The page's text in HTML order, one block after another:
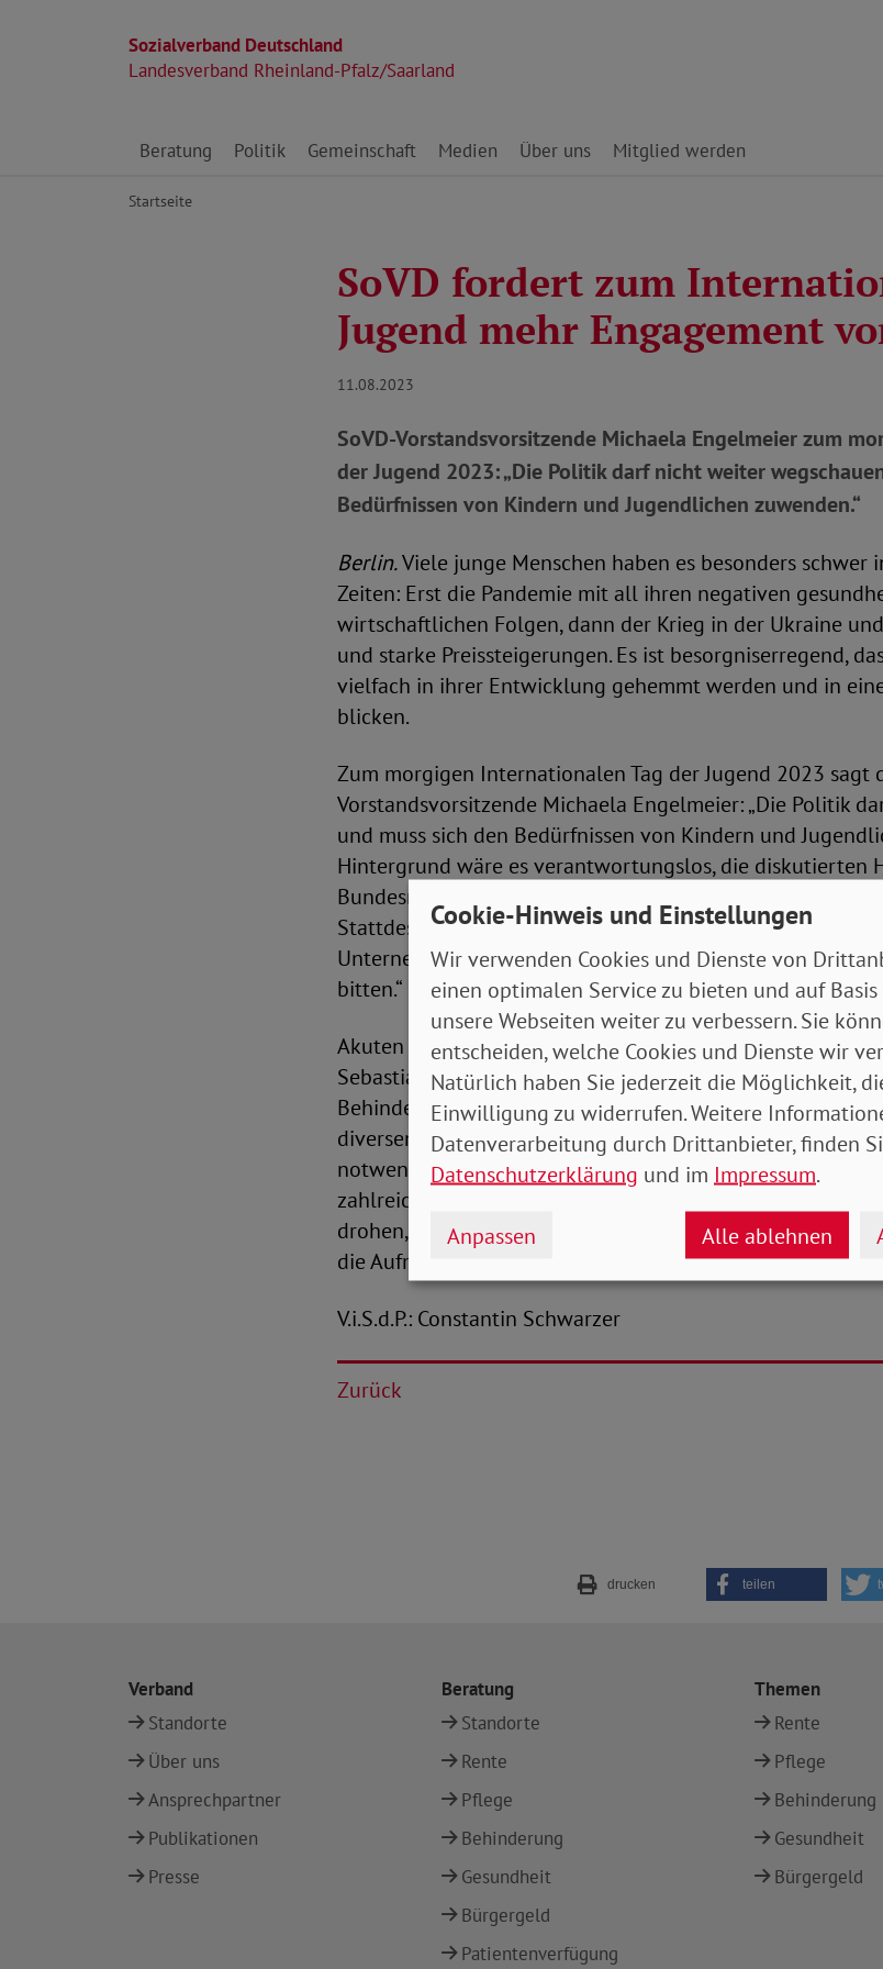
Sozialverband Deutschland
Landesverband Rheinland-Pfalz/Saarland
Direkt zu den Inhalten springen
Beratung Politik Gemeinschaft Medien Über uns Mitglied werden
Startseite
SoVD fordert zum
Jugend mehr Engagement
11.08.2023
SoVD-Vorstandsvorsitzende Michaela Engelmeier zum
der Jugend 2023: „Die Politik darf nicht weiter
Bedürfnissen von Kindern und Jugendlichen zuwenden.“
Berlin.Viele junge Menschen haben es besonders schwer
Zeiten: Erst die Pandemie mit all ihren negativen
wirtschaftlichen Folgen, dann der Krieg in der Ukraine
und starke Preissteigerungen. Es ist besorgniserregend,
vielfach in ihrer Entwicklung gehemmt werden und in
blicken.
Zum morgigen Internationalen Tag der Jugend 2023 sagt
Vorstandsvorsitzende Michaela Engelmeier: „Die Politik
und muss sich den Bedürfnissen von Kindern und
Hintergrund wäre es verantwortungslos, die diskutierten
Bundesregierung beim Etat für Kinder- und Jugendliche in
Stattdessen sollten wir über eine Umverteilung von
Unternehmen, die von den Krisen profitieren, durch eine
bitten.“
Akuten Handlungsbedarf sieht auch der Bundesvorsitzende
Sebastian Freese: „Kinder und Jugendliche allgemein
Behinderungen oder Krankheiten sind besonders stark
diversen Krisen betroffen und brauchen daher gezielte
notwendigen Ausbau von Angeboten der Kinder- und
zahlreichen Barrieren unterschiedlichster Form
drohen, sollten wir in unserer aller Zukunft investieren
die Aufmerksamkeit zukommen lassen, die wir verdienen!“
V.i.S.d.P.: Constantin Schwarzer
Zurück
drucken teilen
Verband
Standorte
Über uns
Ansprechpartner
Publikationen
Presse
Beratung
Standorte
Rente
Pflege
Behinderung
Gesundheit
Bürgergeld
Patientenverfügung
Themen
Rente
Pflege
Behinderung
Gesundheit
Bürgergeld
Cookie-Hinweis und Einstellungen
Wir verwenden Cookies und Dienste von
einen optimalen Service zu bieten und auf
unsere Webseiten weiter zu verbessern. Sie
entscheiden, welche Cookies und Dienste wir
Natürlich haben Sie jederzeit die Möglichkeit,
Einwilligung zu widerrufen. Weitere
Datenverarbeitung durch Drittanbieter, finden
Datenschutzerklärung und im Impressum.
Anpassen Alle ablehnen